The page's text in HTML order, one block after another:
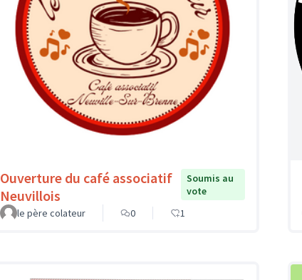
Ouverture du café associatif
Neuvillois
Soumis au
vote
le père colateur
0 1